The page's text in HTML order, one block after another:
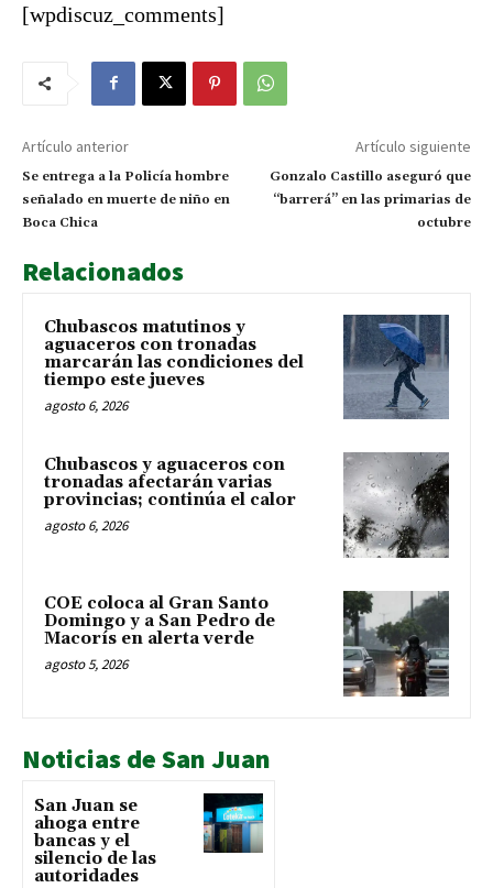
[wpdiscuz_comments]
Artículo anterior
Se entrega a la Policía hombre
señalado en muerte de niño en
Boca Chica
Artículo siguiente
Gonzalo Castillo aseguró que
“barrerá” en las primarias de
octubre
Relacionados
Chubascos matutinos y
aguaceros con tronadas
marcarán las condiciones del
tiempo este jueves
agosto 6, 2026
Chubascos y aguaceros con
tronadas afectarán varias
provincias; continúa el calor
agosto 6, 2026
COE coloca al Gran Santo
Domingo y a San Pedro de
Macorís en alerta verde
agosto 5, 2026
Noticias de San Juan
San Juan se
ahoga entre
bancas y el
silencio de las
autoridades